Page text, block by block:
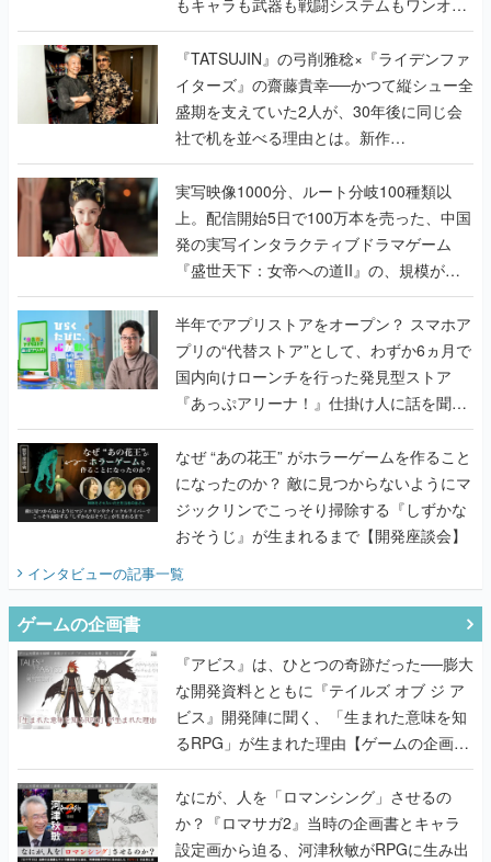
で作り込まれた理由を両ディレクターに聞
く
『TATSUJIN』の弓削雅稔×『ライデンファ
イターズ』の齋藤貴幸──かつて縦シュー全
盛期を支えていた2人が、30年後に同じ会
社で机を並べる理由とは。新作
『TATSUJIN EXTREME』で初タッグを組
んだレジェンド2人に訊く開発秘話
実写映像1000分、ルート分岐100種類以
上。配信開始5日で100万本を売った、中国
発の実写インタラクティブドラマゲーム
『盛世天下：女帝への道II』の、規模が違
うこだわりをプロデューサーに聞いた
半年でアプリストアをオープン？ スマホア
プリの“代替ストア”として、わずか6ヵ月で
国内向けローンチを行った発見型ストア
『あっぷアリーナ！』仕掛け人に話を聞い
てみた
なぜ “あの花王” がホラーゲームを作ること
になったのか？ 敵に見つからないようにマ
ジックリンでこっそり掃除する『しずかな
おそうじ』が生まれるまで【開発座談会】
インタビューの記事一覧
ゲームの企画書
『アビス』は、ひとつの奇跡だった──膨大
な開発資料とともに『テイルズ オブ ジ ア
ビス』開発陣に聞く、「生まれた意味を知
るRPG」が生まれた理由【ゲームの企画
書】
なにが、人を「ロマンシング」させるの
か？『ロマサガ2』当時の企画書とキャラ
設定画から迫る、河津秋敏がRPGに生み出